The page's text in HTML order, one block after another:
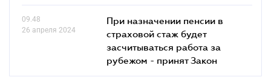
09.48
26 апреля 2024
При назначении пенсии в
страховой стаж будет
засчитываться работа за
рубежом - принят Закон